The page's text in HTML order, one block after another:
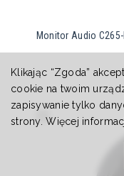
Monitor Audio
Klikając “Zgoda”
cookie na twoim
zapisywanie tylko
strony. Więcej